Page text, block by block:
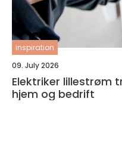
inspiration
09. July 2026
Elektriker lillestrøm trygg og moderne hjelp til
hjem og bedrift